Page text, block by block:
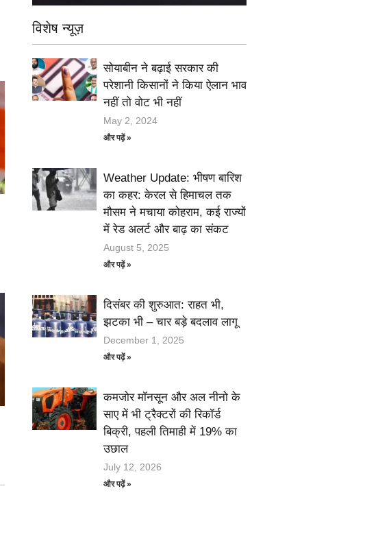
विशेष न्यूज़
सोयाबीन ने बढ़ाई सरकार की
परेशानी किसानों ने किया ऐलान भाव
नहीं तो वोट भी नहीं
May 2, 2024
और पढ़ें »
Weather Update: भीषण बारिश
का कहर: केरल से हिमाचल तक
मौसम ने मचाया कोहराम, कई राज्यों
में रेड अलर्ट और बाढ़ का संकट
August 5, 2025
और पढ़ें »
दिसंबर की शुरुआत: राहत भी,
झटका भी – चार बड़े बदलाव लागू
December 1, 2025
और पढ़ें »
कमजोर मॉनसून और अल नीनो के
साए में भी ट्रैक्टरों की रिकॉर्ड
बिक्री, पहली तिमाही में 19% का
उछाल
July 12, 2026
और पढ़ें »